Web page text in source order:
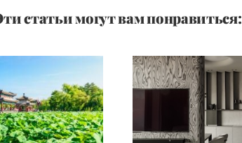
статьи могут вам понравиться: